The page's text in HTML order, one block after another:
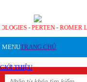
- PERTEN -
MENUTRANG CHỦ
GIỚI THIỆU